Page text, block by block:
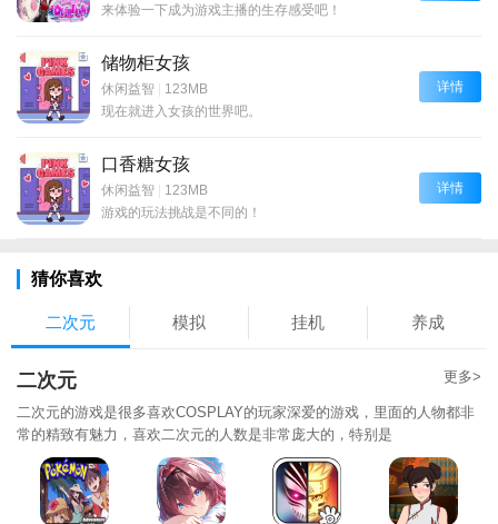
来体验一下成为游戏主播的生存感受吧！
储物柜女孩
休闲益智 | 123MB
现在就进入女孩的世界吧。
详情
口香糖女孩
休闲益智 | 123MB
游戏的玩法挑战是不同的！
详情
猜你喜欢
二次元 模拟 挂机 养成
二次元 更多>
二次元的游戏是很多喜欢COSPLAY的玩家深爱的游戏，里面的人物都非
常的精致有魅力，喜欢二次元的人数是非常庞大的，特别是